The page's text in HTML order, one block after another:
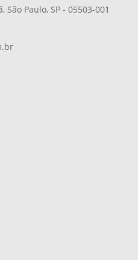
Paulo, SP - 05503-001